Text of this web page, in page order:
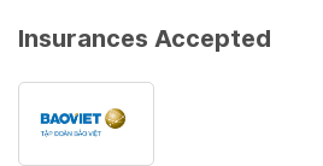
Insurances Accepted